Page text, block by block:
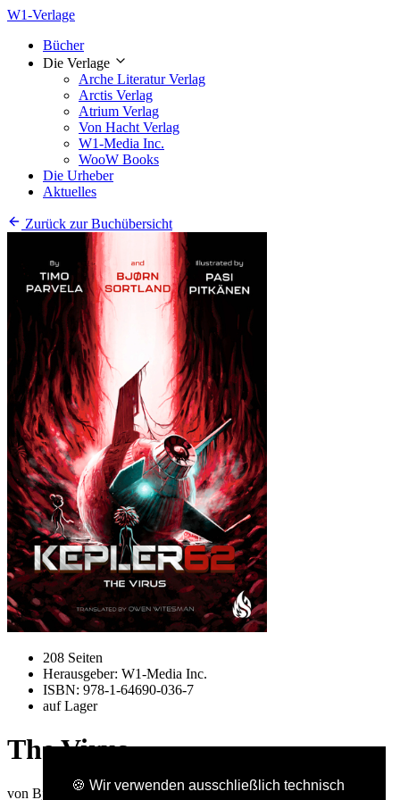
🍪 Wir verwenden ausschließlich technisch
W1-Verlage
Bücher
Die Verlage
Arche Literatur Verlag
Arctis Verlag
Atrium Verlag
Von Hacht Verlag
W1-Media Inc.
WooW Books
Die Urheber
Aktuelles
Zurück zur Buchübersicht
208 Seiten
Herausgeber: W1-Media Inc.
ISBN: 978-1-64690-036-7
auf Lager
The Virus
von Bjørn Sortland und Timo Parvela